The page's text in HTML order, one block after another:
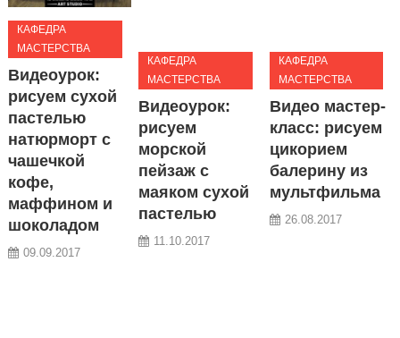
КАФЕДРА
МАСТЕРСТВА
Видеоурок:
рисуем сухой
пастелью
натюрморт с
чашечкой
кофе,
маффином и
шоколадом
09.09.2017
КАФЕДРА
МАСТЕРСТВА
Видеоурок:
рисуем
морской
пейзаж с
маяком сухой
пастелью
11.10.2017
КАФЕДРА
МАСТЕРСТВА
Видео мастер-
класс: рисуем
цикорием
балерину из
мультфильма
26.08.2017